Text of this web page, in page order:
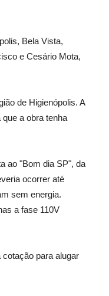
Bela Vista,
e Cesário Mota,
de Higienópolis. A
a obra tenha
ao "Bom dia SP", da
ocorrer até
sem energia.
a fase 110V
para alugar